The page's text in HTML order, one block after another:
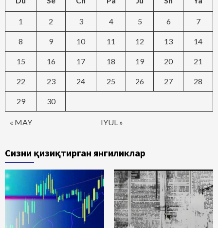
« MAY IYUL »
1 2 3 4 5 6 7
8 9 10 11 12 13 14
15 16 17 18 19 20 21
22 23 24 25 26 27 28
29 30
Сизни қизиқтирган янгиликлар